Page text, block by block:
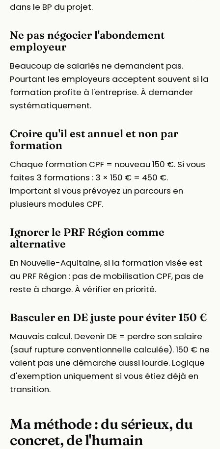
dans le BP du projet.
Ne pas négocier l'abondement
employeur
Beaucoup de salariés ne demandent pas.
Pourtant les employeurs acceptent souvent si la
formation profite à l'entreprise. À demander
systématiquement.
Croire qu'il est annuel et non par
formation
Chaque formation CPF = nouveau 150 €. Si vous
faites 3 formations : 3 × 150 € = 450 €.
Important si vous prévoyez un parcours en
plusieurs modules CPF.
Ignorer le PRF Région comme
alternative
En Nouvelle-Aquitaine, si la formation visée est
au PRF Région : pas de mobilisation CPF, pas de
reste à charge. À vérifier en priorité.
Basculer en DE juste pour éviter 150 €
Mauvais calcul. Devenir DE = perdre son salaire
(sauf rupture conventionnelle calculée). 150 € ne
valent pas une démarche aussi lourde. Logique
d'exemption uniquement si vous étiez déjà en
transition.
Ma méthode : du sérieux, du
concret, de l'humain